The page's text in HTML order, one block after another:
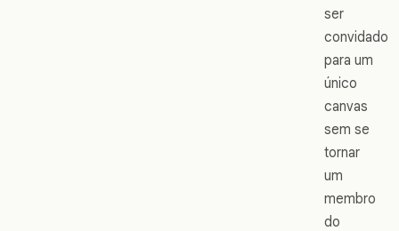
ser
convidado
para um
único
canvas
sem se
tornar
um
membro
do